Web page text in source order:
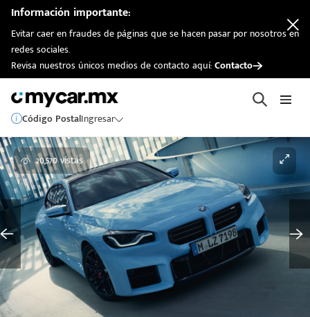
Información importante:
Evitar caer en fraudes de páginas que se hacen pasar por nosotros en
redes sociales.
Revisa nuestros únicos medios de contacto aquí:Contacto
Código PostalIngresar
20,570 vistas